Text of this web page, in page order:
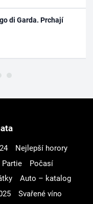
di Garda. Prchají
Nejlepší horory
Partie
Počasí
Auto – katalog
Svařené víno